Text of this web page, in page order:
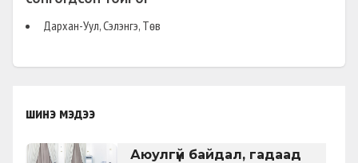
Дархан-Уул, Сэлэнгэ, Төв
шинэ мэдээ
Аюулгүй байдал, гадаад